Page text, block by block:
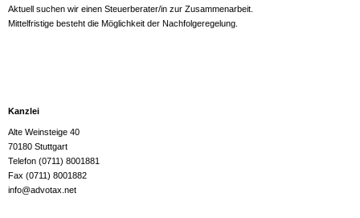
Aktuell suchen wir einen Steuerberater/in zur Zusammenarbeit.
Mittelfristige besteht die Möglichkeit der Nachfolgeregelung.
Kanzlei
Alte Weinsteige 40
70180 Stuttgart
Telefon (0711) 8001881
Fax (0711) 8001882
info@advotax.net